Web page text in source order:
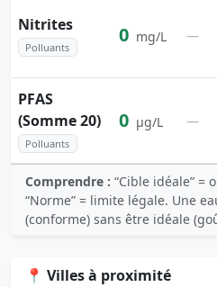
Nitrites
Polluants
0 mg/L —
PFAS
(Somme 20)
Polluants
0 µg/L —
Comprendre : “Cible idéale” =
“Norme” = limite légale. Une
(conforme) sans être idéale
📍 Villes à proximité